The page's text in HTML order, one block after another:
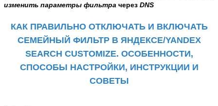
изменить параметры фильтра через DNS
КАК ПРАВИЛЬНО ОТКЛЮЧАТЬ И ВКЛЮЧАТЬ
СЕМЕЙНЫЙ ФИЛЬТР В ЯНДЕКСЕ/YANDEX
SEARCH CUSTOMIZE. ОСОБЕННОСТИ,
СПОСОБЫ НАСТРОЙКИ, ИНСТРУКЦИИ И
СОВЕТЫ